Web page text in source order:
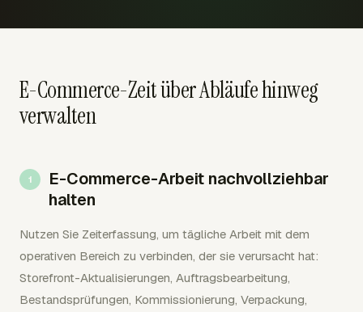
E-Commerce-Zeit über Abläufe hinweg
verwalten
E-Commerce-Arbeit nachvollziehbar
halten
Nutzen Sie Zeiterfassung, um tägliche Arbeit mit dem
operativen Bereich zu verbinden, der sie verursacht hat:
Storefront-Aktualisierungen, Auftragsbearbeitung,
Bestandsprüfungen, Kommissionierung, Verpackung,